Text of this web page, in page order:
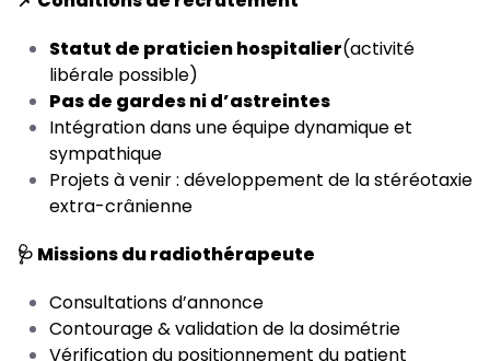
Statut de praticien hospitalier(activité
libérale possible)
Pas de gardes ni d’astreintes
Intégration dans une équipe dynamique et
sympathique
Projets à venir : développement de la stéréotaxie
extra-crânienne
🩺 Missions du radiothérapeute
Consultations d’annonce
Contourage & validation de la dosimétrie
Vérification du positionnement du patient